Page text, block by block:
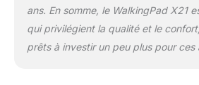
pendant
bouton
guidon,
ans. En somme, le WalkingPad X21
qui privilégient la qualité et le
prêts à investir un peu plus pour ces